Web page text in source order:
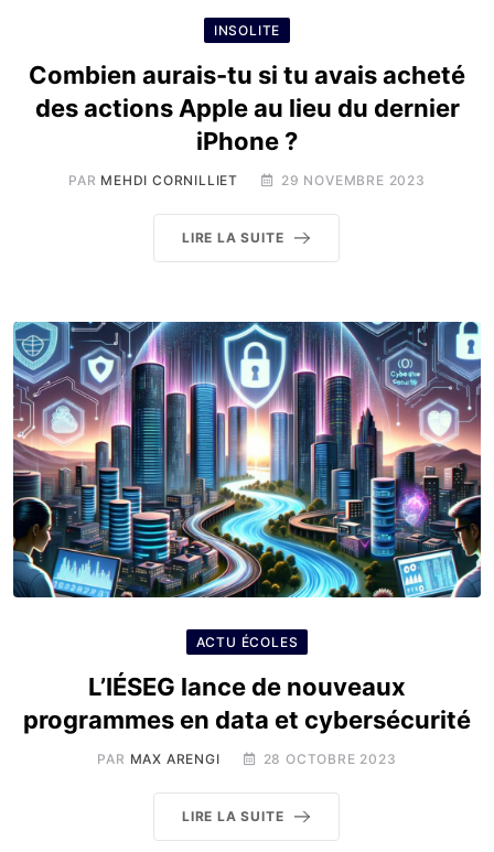
INSOLITE
Combien aurais-tu si tu avais acheté
des actions Apple au lieu du dernier
iPhone ?
PAR MEHDI CORNILLIET 29 NOVEMBRE 2023
LIRE LA SUITE
ACTU ÉCOLES
L’IÉSEG lance de nouveaux
programmes en data et cybersécurité
PAR MAX ARENGI 28 OCTOBRE 2023
LIRE LA SUITE